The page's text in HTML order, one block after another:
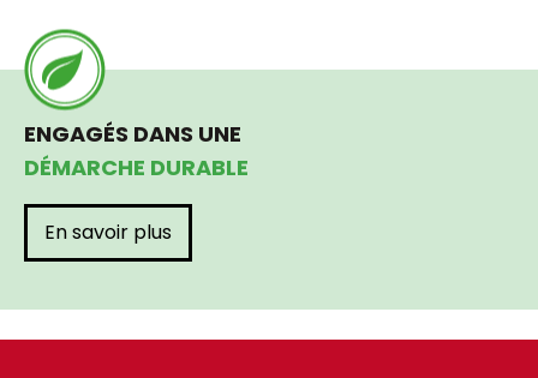
ENGAGÉS DANS UNE
DÉMARCHE DURABLE
En savoir plus